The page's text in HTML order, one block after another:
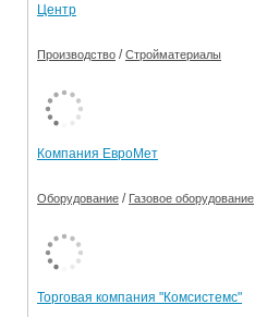
Центр
Производство /Стройматериалы
Компания ЕвроМет
Оборудование / Газовое оборудование
Торговая компания "Комсистемс"